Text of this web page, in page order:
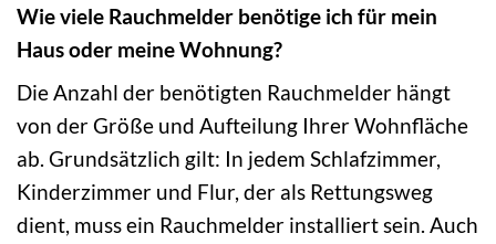
Wie viele Rauchmelder benötige ich für mein
Haus oder meine Wohnung?
Die Anzahl der benötigten Rauchmelder hängt
von der Größe und Aufteilung Ihrer Wohnfläche
ab. Grundsätzlich gilt: In jedem Schlafzimmer,
Kinderzimmer und Flur, der als Rettungsweg
dient, muss ein Rauchmelder installiert sein. Auch